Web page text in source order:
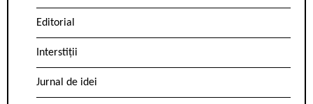
Editorial
Interstiții
Jurnal de idei